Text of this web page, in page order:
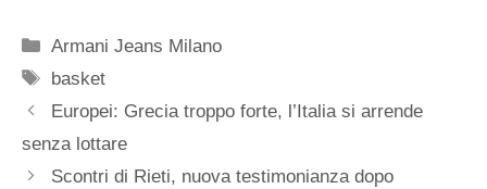
Categorie
Armani Jeans Milano
Tag
basket
Europei: Grecia troppo forte, l’Italia si arrende
senza lottare
Scontri di Rieti, nuova testimonianza dopo